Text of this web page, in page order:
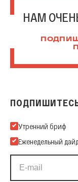
НАМ
Подпишитесь на
Утренний бриф
Еженедельный